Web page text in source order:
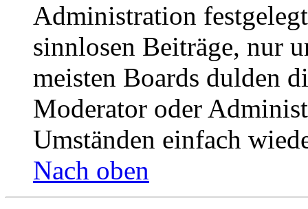
Administration
sinnlosen Beiträge, nur
meisten Boards dulden
Moderator oder
Umständen einfach
Nach oben